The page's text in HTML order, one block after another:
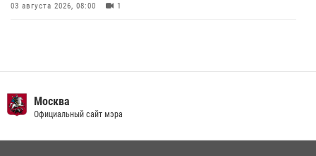
03 августа 2026, 08:00 1
Безопасность футбольного матча в Москве обеспечена при
содействии Росгвардии (видео)
Москва
Официальный сайт мэра